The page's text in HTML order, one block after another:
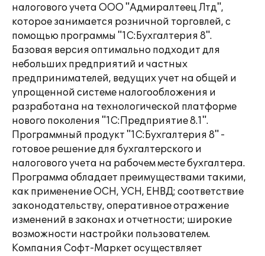
налогового учета ООО "Адмиралтеец Лтд",
которое занимается розничной торговлей, с
помощью программы "1С:Бухгалтерия 8".
Базовая версия оптимально подходит для
небольших предприятий и частных
предпринимателей, ведущих учет на общей и
упрощенной системе налогообложения и
разработана на технологической платформе
нового поколения "1С:Предприятие 8.1".
Программный продукт "1С:Бухгалтерия 8" -
готовое решение для бухгалтерского и
налогового учета на рабочем месте бухгалтера.
Программа обладает преимуществами такими,
как применение ОСН, УСН, ЕНВД; соответствие
законодательству, оперативное отражение
изменений в законах и отчетности; широкие
возможности настройки пользователем.
Компания Софт-Маркет осуществляет